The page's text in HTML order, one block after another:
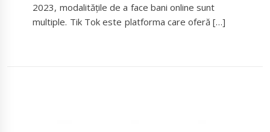
2023, modalitățile de a face bani online sunt
multiple. Tik Tok este platforma care oferă […]